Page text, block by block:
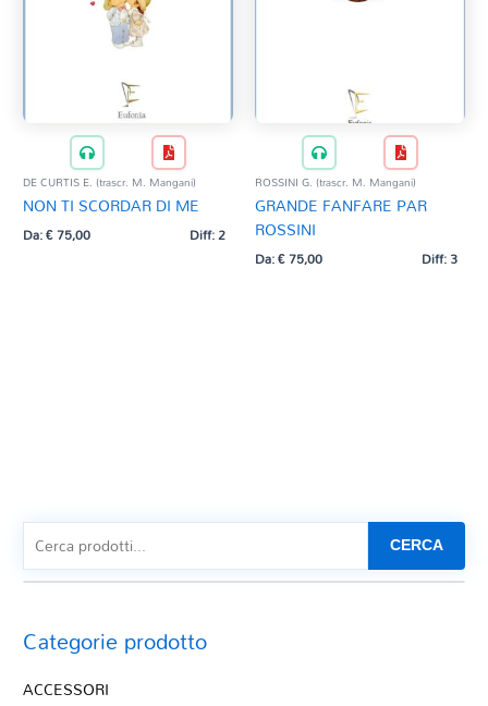
DE CURTIS E. (trascr. M. Mangani)
NON TI SCORDAR DI ME
Da:€75,00 Diff: 2
ROSSINI G. (trascr. M. Mangani)
GRANDE FANFARE PAR
ROSSINI
Da:€75,00 Diff: 3
CERCA
Categorie prodotto
ACCESSORI